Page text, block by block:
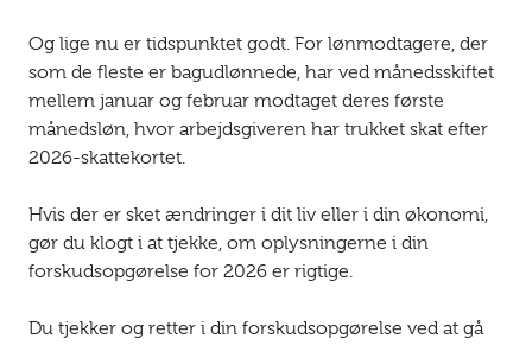
Og lige nu er tidspunktet godt. For lønmodtagere, der
som de fleste er bagudlønnede, har ved månedsskiftet
mellem januar og februar modtaget deres første
månedsløn, hvor arbejdsgiveren har trukket skat efter
2026-skattekortet.
Hvis der er sket ændringer i dit liv eller i din økonomi,
gør du klogt i at tjekke, om oplysningerne i din
forskudsopgørelse for 2026 er rigtige.
Du tjekker og retter i din forskudsopgørelse ved at gå